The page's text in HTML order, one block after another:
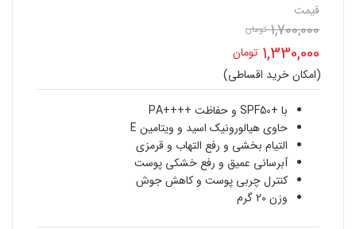
قیمت
1,700,000 تومان
اصلی
1,700,000 تومان
بود.
1,330,000 تومان
قیمت
فعلی
1,330,000 تومان
است.
(امکان خرید اقساطی)
با +SPF50 و حفاظت ++++PA
حاوی هیالورونیک اسید و ویتامین E
التیام بخشی و رفع التهاب و قرمزی
آبرسانی عمیق و رفع خشکی پوست
کنترل چربی پوست و کاهش جوش
وزن 20 گرم